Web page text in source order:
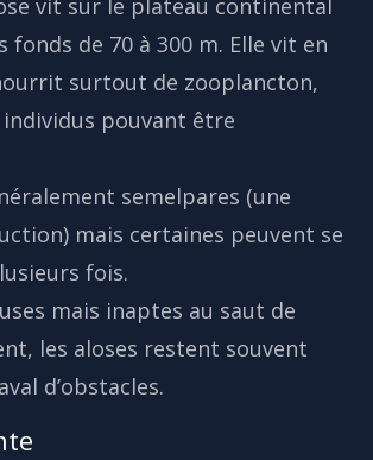
vit sur le plateau continental
fonds de 70 à 300 m. Elle vit en
surtout de zooplancton,
pouvant être
semelpares (une
mais certaines peuvent se
fois.
mais inaptes au saut de
les aloses restent souvent
d’obstacles.